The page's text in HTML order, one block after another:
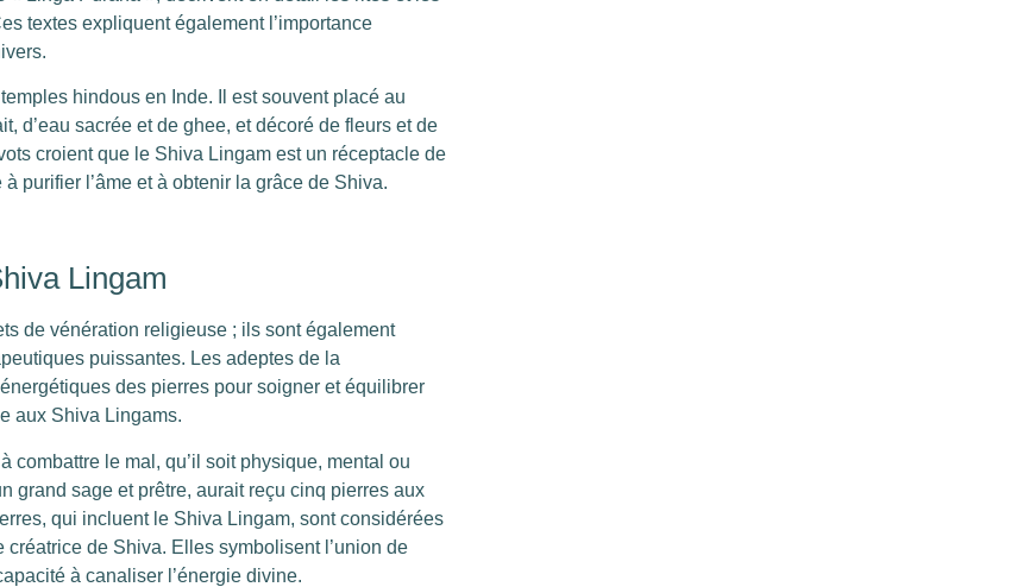
textes expliquent également l’importance
hindous en Inde. Il est souvent placé au
d’eau sacrée et de ghee, et décoré de fleurs et de
croient que le Shiva Lingam est un réceptacle de
purifier l’âme et à obtenir la grâce de Shiva.
Lingam
de vénération religieuse ; ils sont également
puissantes. Les adeptes de la
des pierres pour soigner et équilibrer
aux Shiva Lingams.
combattre le mal, qu’il soit physique, mental ou
grand sage et prêtre, aurait reçu cinq pierres aux
qui incluent le Shiva Lingam, sont considérées
de Shiva. Elles symbolisent l’union de
à canaliser l’énergie divine.